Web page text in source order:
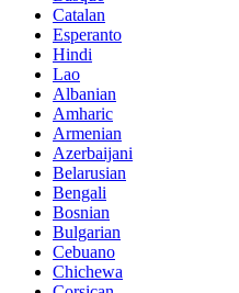
Catalan
Esperanto
Hindi
Lao
Albanian
Amharic
Armenian
Azerbaijani
Belarusian
Bengali
Bosnian
Bulgarian
Cebuano
Chichewa